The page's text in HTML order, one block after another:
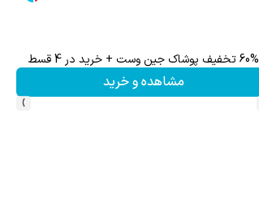
60% تخفیف پوشاک جین وست + خرید در 4 قسط
مشاهده و خرید
›